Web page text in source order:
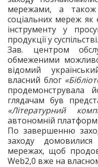
мережами, а також
соціальних мереж як
інструменту у
продукції у суспільстві.
Зав. центром
обмеженими
відомий
власний блог
продемонструвала
глядачам був
«Літературний
автономній
По завершенню
заходу домовилися
мережах, щоб
Web2,0 вже на